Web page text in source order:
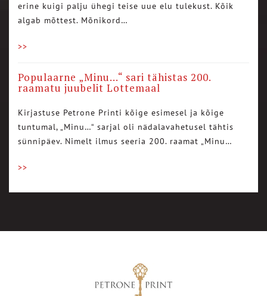
erine kuigi palju ühegi teise uue elu tulekust. Kõik
algab mõttest. Mõnikord…
>>
Populaarne „Minu…“ sari tähistas 200.
raamatu juubelit Lottemaal
Kirjastuse Petrone Printi kõige esimesel ja kõige
tuntumal, „Minu…“ sarjal oli nädalavahetusel tähtis
sünnipäev. Nimelt ilmus seeria 200. raamat „Minu…
>>